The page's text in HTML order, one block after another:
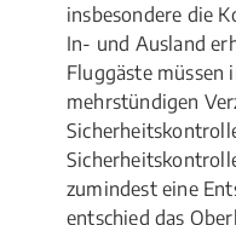
insbesondere die
In- und Ausland
Fluggäste
mehrstündigen
zumindest eine
entschied das